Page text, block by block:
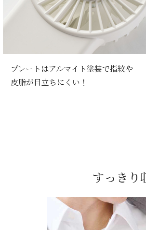
プレートはアルマイト塗装で指紋や
皮脂が目立ちにくい！
すっきり